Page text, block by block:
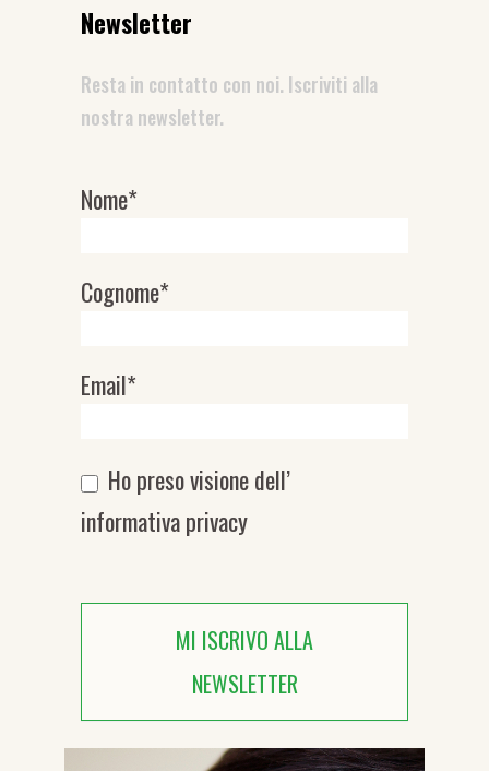
Newsletter
Resta in contatto con noi. Iscriviti alla
nostra newsletter.
Newsletter
Nome*
Cognome*
Email*
Ho preso visione dell’
informativa privacy
MI ISCRIVO ALLA
NEWSLETTER